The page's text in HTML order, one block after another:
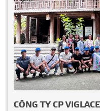
CÔNG TY CP